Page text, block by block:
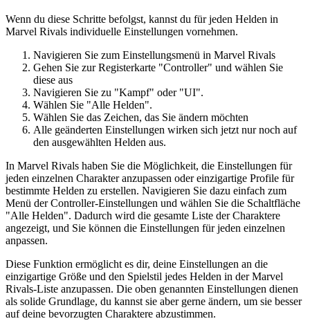
Wenn du diese Schritte befolgst, kannst du für jeden Helden in
Marvel Rivals individuelle Einstellungen vornehmen.
Navigieren Sie zum Einstellungsmenü in Marvel Rivals
Gehen Sie zur Registerkarte "Controller" und wählen Sie
diese aus
Navigieren Sie zu "Kampf" oder "UI".
Wählen Sie "Alle Helden".
Wählen Sie das Zeichen, das Sie ändern möchten
Alle geänderten Einstellungen wirken sich jetzt nur noch auf
den ausgewählten Helden aus.
In Marvel Rivals haben Sie die Möglichkeit, die Einstellungen für
jeden einzelnen Charakter anzupassen oder einzigartige Profile für
bestimmte Helden zu erstellen. Navigieren Sie dazu einfach zum
Menü der Controller-Einstellungen und wählen Sie die Schaltfläche
"Alle Helden". Dadurch wird die gesamte Liste der Charaktere
angezeigt, und Sie können die Einstellungen für jeden einzelnen
anpassen.
Diese Funktion ermöglicht es dir, deine Einstellungen an die
einzigartige Größe und den Spielstil jedes Helden in der Marvel
Rivals-Liste anzupassen. Die oben genannten Einstellungen dienen
als solide Grundlage, du kannst sie aber gerne ändern, um sie besser
auf deine bevorzugten Charaktere abzustimmen.